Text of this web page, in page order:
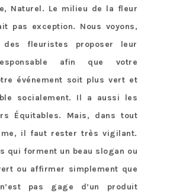
Naturel. Le milieu de la fleur
pas exception. Nous voyons,
des fleuristes proposer leur
afin que votre
événement soit plus vert et
socialement. Il a aussi les
Équitables. Mais, dans tout
il faut rester très vigilant.
qui forment un beau slogan ou
ou affirmer simplement que
pas gage d’un produit